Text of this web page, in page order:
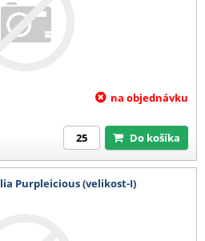
na objednávku
Do košíka
Purpleicious (velikost-I)